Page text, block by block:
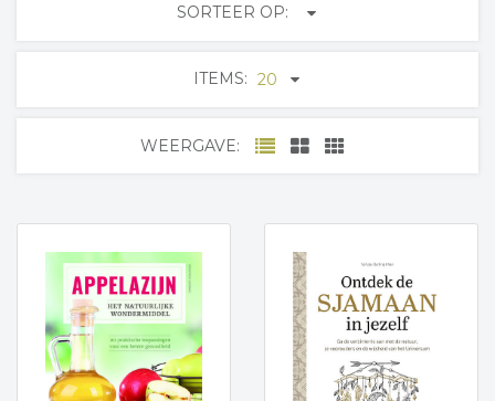
SORTEER OP:
ITEMS: 20
WEERGAVE: